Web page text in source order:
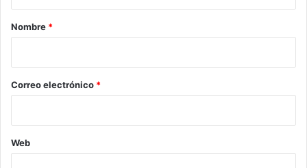
r
*
Nombre *
Correo electrónico *
Web